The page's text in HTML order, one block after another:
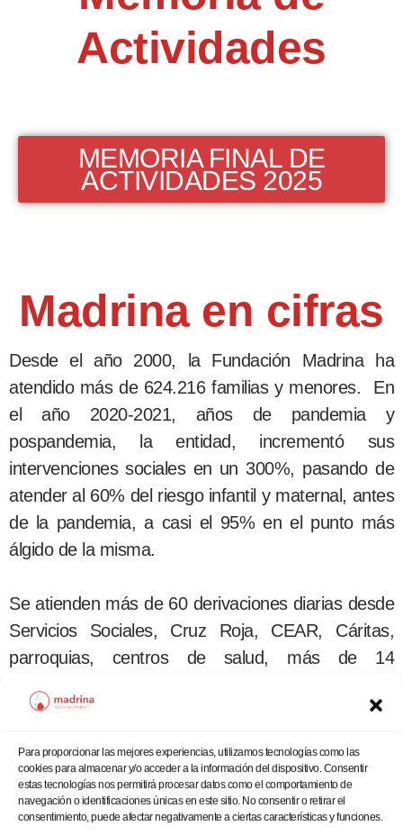
Para proporcionar las mejores experiencias, utilizamos tecnologías como las
cookies para almacenar y/o acceder a la información del dispositivo. Consentir
estas tecnologías nos permitirá procesar datos como el comportamiento de
navegación o identificaciones únicas en este sitio. No consentir o retirar el
consentimiento, puede afectar negativamente a ciertas características y funciones.
Actividades
MEMORIA FINAL DE
ACTIVIDADES 2025
Madrina en cifras
Desde el año 2000, la Fundación Madrina ha
atendido más de 624.216 familias y menores. En
el año 2020-2021, años de pandemia y
pospandemia, la entidad, incrementó sus
intervenciones sociales en un 300%, pasando de
atender al 60% del riesgo infantil y maternal, antes
de la pandemia, a casi el 95% en el punto más
álgido de la misma.
Se atienden más de 60 derivaciones diarias desde
Servicios Sociales, Cruz Roja, CEAR, Cáritas,
parroquias, centros de salud, más de 14
todo Madrid. Principalmente se apoya este riesgo
diferentes servicios de la Fundación, con
alimentación y necesidades básicas de higiene
infantil, así como de alojamiento, empleo y